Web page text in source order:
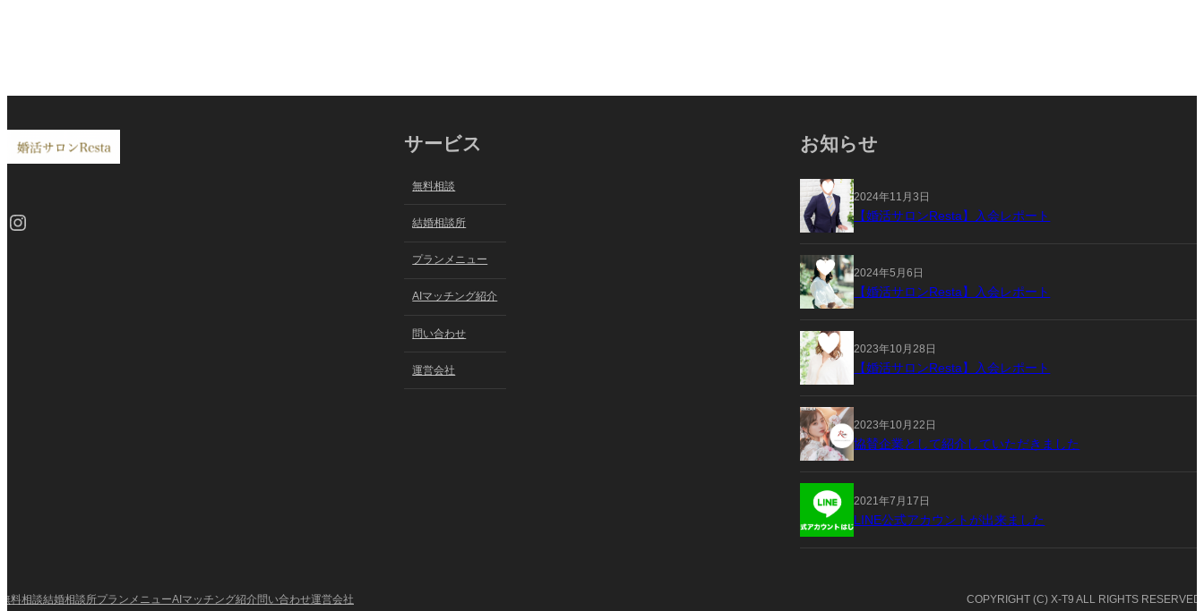
Instagram
サービス
無料相談
結婚相談所
プランメニュー
AIマッチング紹介
問い合わせ
運営会社
お知らせ
2024年11月3日
【婚活サロンResta】入会レポート
2024年5月6日
【婚活サロンResta】入会レポート
2023年10月28日
【婚活サロンResta】入会レポート
2023年10月22日
協賛企業として紹介していただきました
2021年7月17日
LINE公式アカウントが出来ました
無料相談結婚相談所プランメニューAIマッチング紹介問い合わせ運営会社 COPYRIGHT (C) X-T9 ALL RIGHTS RESERVED.